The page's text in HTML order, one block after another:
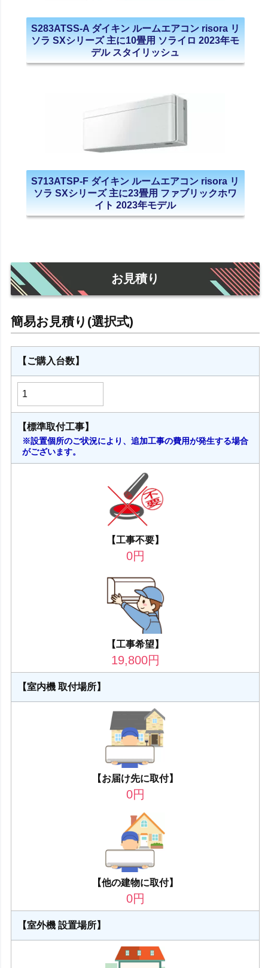
S283ATSS-A ダイキン ルームエアコン risora リ
ソラ SXシリーズ 主に10畳用 ソライロ 2023年モ
デル スタイリッシュ
S713ATSP-F ダイキン ルームエアコン risora リ
ソラ SXシリーズ 主に23畳用 ファブリックホワ
イト 2023年モデル
お見積り
【ご購入台数】
【標準取付工事】
※設置個所のご状況により、追加工事の費用が発生する場合
がございます。
【工事不要】
0円
【工事希望】
19,800円
【室内機 取付場所】
【お届け先に取付】
0円
【他の建物に取付】
0円
【室外機 設置場所】